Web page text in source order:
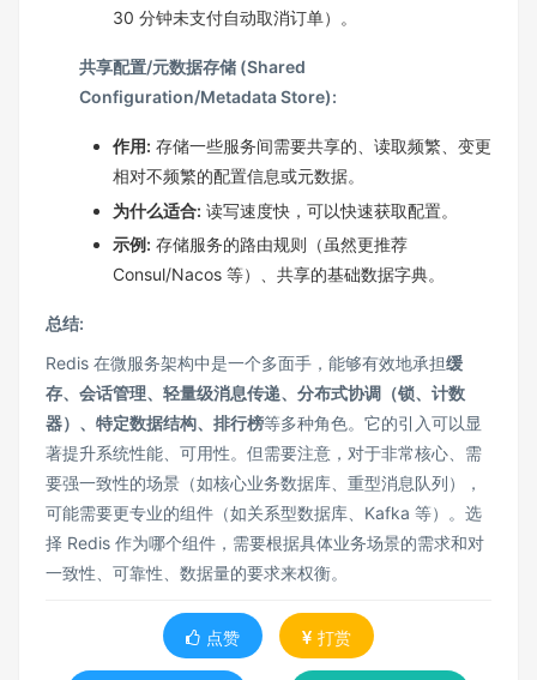
30 分钟未支付自动取消订单）。
共享配置/元数据存储 (Shared
Configuration/Metadata Store):
作用: 存储一些服务间需要共享的、读取频繁、变更
相对不频繁的配置信息或元数据。
为什么适合: 读写速度快，可以快速获取配置。
示例: 存储服务的路由规则（虽然更推荐
Consul/Nacos 等）、共享的基础数据字典。
总结:
Redis 在微服务架构中是一个多面手，能够有效地承担缓
存、会话管理、轻量级消息传递、分布式协调（锁、计数
器）、特定数据结构、排行榜等多种角色。它的引入可以显
著提升系统性能、可用性。但需要注意，对于非常核心、需
要强一致性的场景（如核心业务数据库、重型消息队列），
可能需要更专业的组件（如关系型数据库、Kafka 等）。选
择 Redis 作为哪个组件，需要根据具体业务场景的需求和对
一致性、可靠性、数据量的要求来权衡。
点赞 打赏